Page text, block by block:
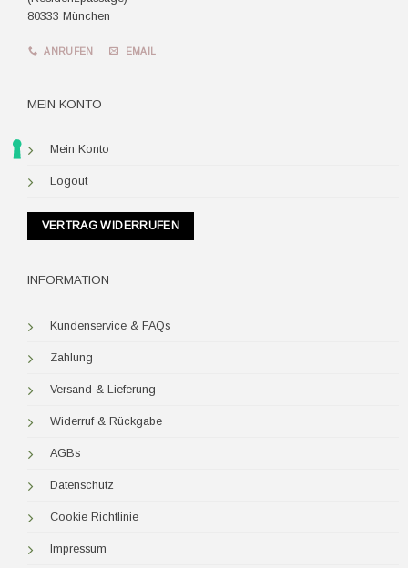
80333 München
ANRUFEN EMAIL
MEIN KONTO
Mein Konto
Logout
VERTRAG WIDERRUFEN
INFORMATION
Kundenservice & FAQs
Zahlung
Versand & Lieferung
Widerruf & Rückgabe
AGBs
Datenschutz
Cookie Richtlinie
Impressum